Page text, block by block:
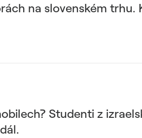
na slovenském trhu.
Studenti z